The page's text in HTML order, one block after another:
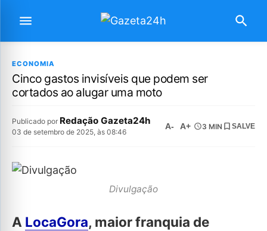
ECONOMIA
Cinco gastos invisíveis que podem ser
cortados ao alugar uma moto
Publicado por Redação Gazeta24h
03 de setembro de 2025, às 08:46
A- A+ 3 MIN SALVE
Divulgação
A LocaGora, maior franquia de